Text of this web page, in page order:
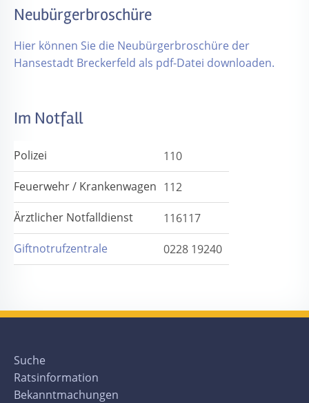
Neubürgerbroschüre
Hier können Sie die Neubürgerbroschüre der
Hansestadt Breckerfeld als pdf-Datei downloaden.
Im Notfall
Polizei
110
Feuerwehr / Krankenwagen 112
Ärztlicher Notfalldienst
116117
Giftnotrufzentrale
0228 19240
Suche
Ratsinformation
Bekanntmachungen